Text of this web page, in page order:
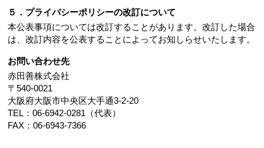
５．プライバシーポリシーの改訂について
本公表事項については改訂することがあります。改訂した場合
は、改訂内容を公表することによってお知しらせいたします。
お問い合わせ先
赤田善株式会社
〒540-0021
大阪府大阪市中央区大手通3-2-20
TEL：06-6942-0281（代表）
FAX：06-6943-7366